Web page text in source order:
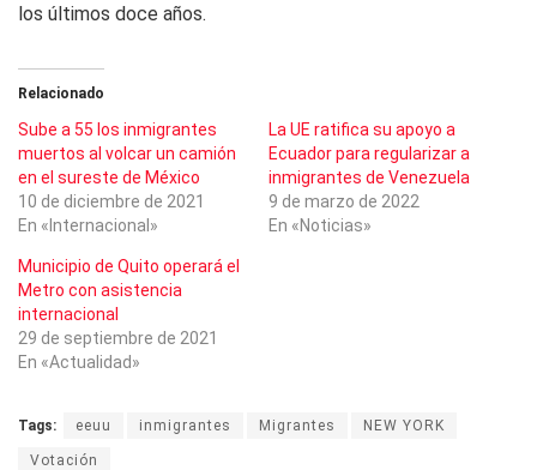
los últimos doce años.
Relacionado
Sube a 55 los inmigrantes
muertos al volcar un camión
en el sureste de México
10 de diciembre de 2021
En «Internacional»
La UE ratifica su apoyo a
Ecuador para regularizar a
inmigrantes de Venezuela
9 de marzo de 2022
En «Noticias»
Municipio de Quito operará el
Metro con asistencia
internacional
29 de septiembre de 2021
En «Actualidad»
Tags: eeuu inmigrantes Migrantes NEW YORK
Votación